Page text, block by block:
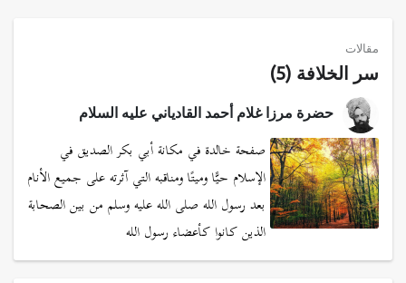
مقالات
سر الخلافة (5)
حضرة مرزا غلام أحمد القادياني عليه السلام
صفحة خالدة في مكانة أبي بكر الصديق في
الإسلام حيًّا وميتًا ومناقبه التي آثرته على جميع الأنام
بعد رسول الله صلى الله عليه وسلم من بين الصحابة
الذين كانوا كأعضاء رسول الله